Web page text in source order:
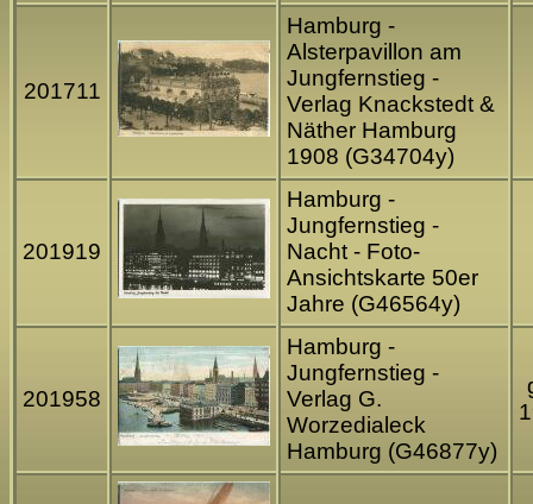
201711
Hamburg -
Alsterpavillon am
Jungfernstieg -
Verlag Knackstedt &
Näther Hamburg
1908 (G34704y)
201919
Hamburg -
Jungfernstieg -
Nacht - Foto-
Ansichtskarte 50er
Jahre (G46564y)
201958
Hamburg -
Jungfernstieg -
Verlag G.
Worzedialeck
Hamburg (G46877y)